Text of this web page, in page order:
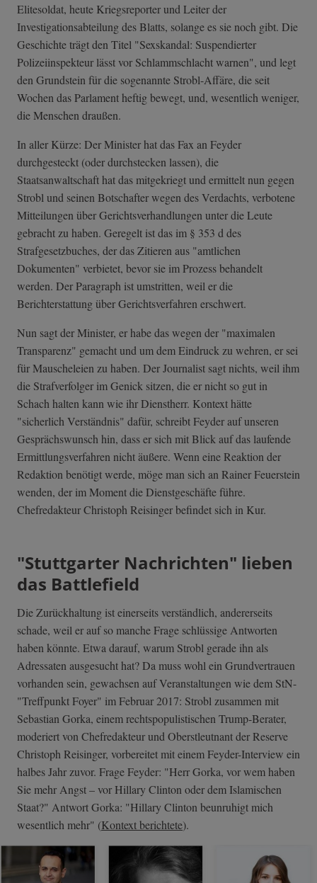
Elitesoldat, heute Kriegsreporter und Leiter der
Investigationsabteilung des Blatts, solange es sie noch gibt. Die
Geschichte trägt den Titel "Sexskandal: Suspendierter
Polizeiinspekteur lässt vor Schlammschlacht warnen", und legt
den Grundstein für die sogenannte Strobl-Affäre, die seit
Wochen das Parlament heftig bewegt, und, wesentlich weniger,
die Menschen draußen.
In aller Kürze: Der Minister hat das Fax an Feyder
durchgesteckt (oder durchstecken lassen), die
Staatsanwaltschaft hat das mitgekriegt und ermittelt nun gegen
Strobl und seinen Botschafter wegen des Verdachts, verbotene
Mitteilungen über Gerichtsverhandlungen unter die Leute
gebracht zu haben. Geregelt ist das im § 353 d des
Strafgesetzbuches, der das Zitieren aus "amtlichen
Dokumenten" verbietet, bevor sie im Prozess behandelt
werden. Der Paragraph ist umstritten, weil er die
Berichterstattung über Gerichtsverfahren erschwert.
Nun sagt der Minister, er habe das wegen der "maximalen
Transparenz" gemacht und um dem Eindruck zu wehren, er sei
für Mauscheleien zu haben. Der Journalist sagt nichts, weil ihm
die Strafverfolger im Genick sitzen, die er nicht so gut in
Schach halten kann wie ihr Dienstherr. Kontext hätte
"sicherlich Verständnis" dafür, schreibt Feyder auf unseren
Gesprächswunsch hin, dass er sich mit Blick auf das laufende
Ermittlungsverfahren nicht äußere. Wenn eine Reaktion der
Redaktion benötigt werde, möge man sich an Rainer Feuerstein
wenden, der im Moment die Dienstgeschäfte führe.
Chefredakteur Christoph Reisinger befindet sich in Kur.
"Stuttgarter Nachrichten" lieben
das Battlefield
Die Zurückhaltung ist einerseits verständlich, andererseits
schade, weil er auf so manche Frage schlüssige Antworten
haben könnte. Etwa darauf, warum Strobl gerade ihn als
Adressaten ausgesucht hat? Da muss wohl ein Grundvertrauen
vorhanden sein, gewachsen auf Veranstaltungen wie dem StN-
"Treffpunkt Foyer" im Februar 2017: Strobl zusammen mit
Sebastian Gorka, einem rechtspopulistischen Trump-Berater,
moderiert von Chefredakteur und Oberstleutnant der Reserve
Christoph Reisinger, vorbereitet mit einem Feyder-Interview ein
halbes Jahr zuvor. Frage Feyder: "Herr Gorka, vor wem haben
Sie mehr Angst – vor Hillary Clinton oder dem Islamischen
Staat?" Antwort Gorka: "Hillary Clinton beunruhigt mich
wesentlich mehr" (Kontext berichtete).